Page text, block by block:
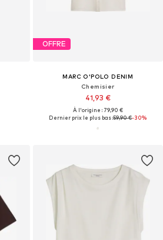
OFFRE
MARC O'POLO DENIM
Chemisier
41,93 €
À l'origine : 79,90 €
Dernier prix le plus bas :59,90 €-30%